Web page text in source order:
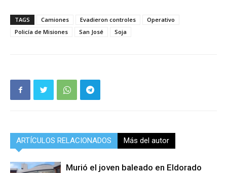
TAGS Camiones Evadieron controles
Operativo
Policía de Misiones
San José Soja
ARTÍCULOS RELACIONADOS Más del autor
Murió el joven baleado en Eldorado